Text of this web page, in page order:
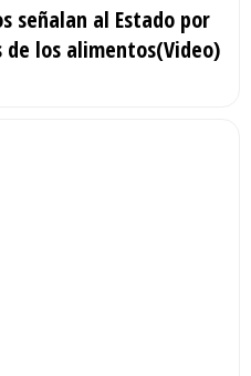
señalan al Estado por
de los alimentos(Video)